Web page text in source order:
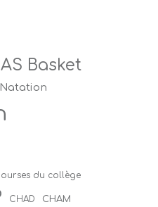
AS Basket
du collège
CHAD CHAM